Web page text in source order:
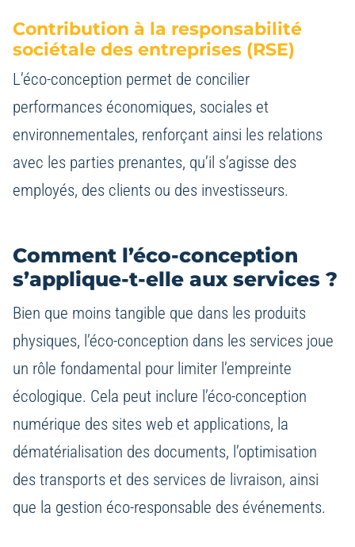
Contribution à la responsabilité
sociétale des entreprises (RSE)
L’éco-conception permet de concilier
performances économiques, sociales et
environnementales, renforçant ainsi les relations
avec les parties prenantes, qu’il s’agisse des
employés, des clients ou des investisseurs.
Comment l’éco-conception
s’applique-t-elle aux services ?
Bien que moins tangible que dans les produits
physiques, l’éco-conception dans les services joue
un rôle fondamental pour limiter l’empreinte
écologique. Cela peut inclure l’éco-conception
numérique des sites web et applications, la
dématérialisation des documents, l’optimisation
des transports et des services de livraison, ainsi
que la gestion éco-responsable des événements.